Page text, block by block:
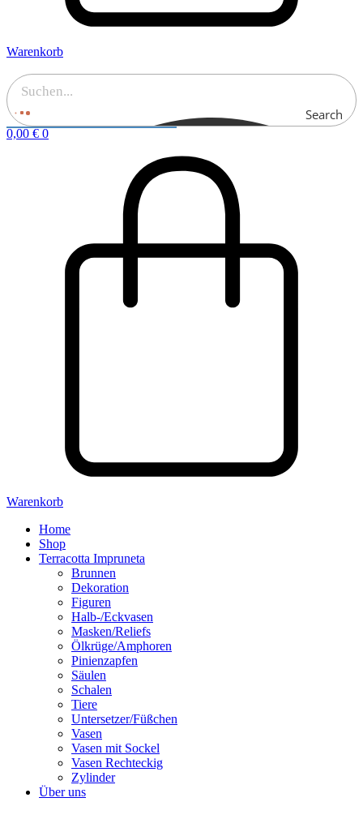
Warenkorb
Search
0,00 € 0
Warenkorb
Home
Shop
Terracotta Impruneta
Brunnen
Dekoration
Figuren
Halb-/Eckvasen
Masken/Reliefs
Ölkrüge/Amphoren
Pinienzapfen
Säulen
Schalen
Tiere
Untersetzer/Füßchen
Vasen
Vasen mit Sockel
Vasen Rechteckig
Zylinder
Über uns